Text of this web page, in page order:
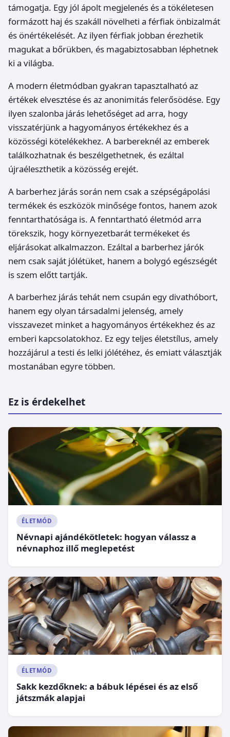
támogatja. Egy jól ápolt megjelenés és a tökéletesen
formázott haj és szakáll növelheti a férfiak önbizalmát
és önértékelését. Az ilyen férfiak jobban érezhetik
magukat a bőrükben, és magabiztosabban léphetnek
ki a világba.
A modern életmódban gyakran tapasztalható az
értékek elvesztése és az anonimitás felerősödése. Egy
ilyen szalonba járás lehetőséget ad arra, hogy
visszatérjünk a hagyományos értékekhez és a
közösségi kötelékekhez. A barbereknél az emberek
találkozhatnak és beszélgethetnek, és ezáltal
újraéleszthetik a közösség erejét.
A barberhez járás során nem csak a szépségápolási
termékek és eszközök minősége fontos, hanem azok
fenntarthatósága is. A fenntartható életmód arra
törekszik, hogy környezetbarát termékeket és
eljárásokat alkalmazzon. Ezáltal a barberhez járók
nem csak saját jólétüket, hanem a bolygó egészségét
is szem előtt tartják.
A barberhez járás tehát nem csupán egy divathóbort,
hanem egy olyan társadalmi jelenség, amely
visszavezet minket a hagyományos értékekhez és az
emberi kapcsolatokhoz. Ez egy teljes életstílus, amely
hozzájárul a testi és lelki jólétéhez, és emiatt választják
mostanában egyre többen.
Ez is érdekelhet
ÉLETMÓD
Névnapi ajándékötletek: hogyan válassz a
névnaphoz illő meglepetést
ÉLETMÓD
Sakk kezdőknek: a bábuk lépései és az első
játszmák alapjai